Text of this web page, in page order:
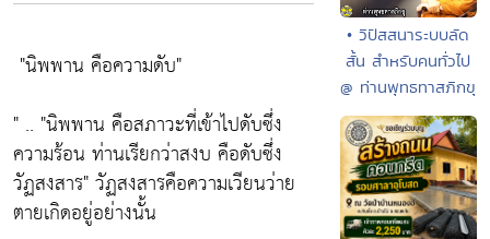
"นิพพาน คือความดับ"
" .. "นิพพาน คือสภาวะที่เข้าไปดับซึ่ง
ความร้อน ท่านเรียกว่าสงบ คือดับซึ่ง
วัฏสงสาร"วัฏสงสารคือความเวียนว่าย
ตายเกิดอยู่อย่างนั้น
• วิปัสสนาระบบลัด
สั้น สำหรับคนทั่วไป
@ ท่านพุทธทาสภิกขุ